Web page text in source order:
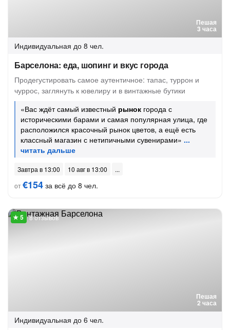
Пешая
3 часа
Индивидуальная до 8 чел.
Барселона: еда, шопинг и вкус города
Продегустировать самое аутентичное: тапас, туррон и
чуррос, заглянуть к ювелиру и в винтажные бутики
«Вас ждёт самый известный рынок города с
историческими барами и самая популярная улица, где
расположился красочный рынок цветов, а ещё есть
классный магазин с нетипичными сувенирами»
Завтра в 13:00
10 авг в 13:00
от€154 за всё до 8 чел.
Пешая
2 часа
8 отзывов
Индивидуальная до 6 чел.